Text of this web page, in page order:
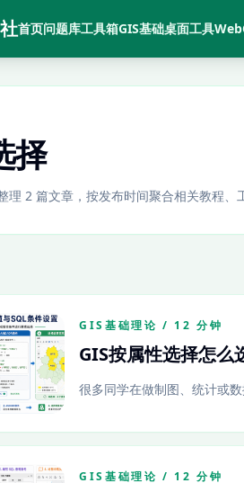
首页问题库工具箱GIS基础桌面工具
择
理 2 篇文章，按发布时间聚合相关教程、
GIS基础理论 / 12 分钟
GIS按属性选择怎么
很多同学在做制图、统计或
GIS基础理论 / 12 分钟